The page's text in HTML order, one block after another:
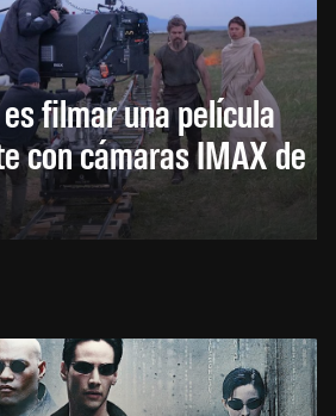
filmar una película
con cámaras IMAX de